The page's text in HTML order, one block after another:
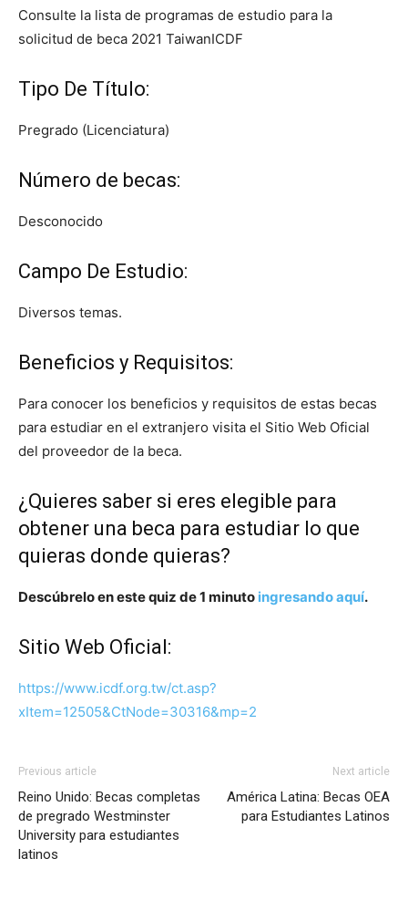
Consulte la lista de programas de estudio para la
solicitud de beca 2021 TaiwanICDF
Tipo De Título:
Pregrado (Licenciatura)
Número de becas:
Desconocido
Campo De Estudio:
Diversos temas.
Beneficios y Requisitos:
Para conocer los beneficios y requisitos de estas becas
para estudiar en el extranjero visita el Sitio Web Oficial
del proveedor de la beca.
¿Quieres saber si eres elegible para
obtener una beca para estudiar lo que
quieras donde quieras?
Descúbrelo en este quiz de 1 minuto ingresando aquí.
Sitio Web Oficial:
https://www.icdf.org.tw/ct.asp?
xItem=12505&CtNode=30316&mp=2
Previous article
Reino Unido: Becas completas
de pregrado Westminster
University para estudiantes
latinos
Next article
América Latina: Becas OEA
para Estudiantes Latinos